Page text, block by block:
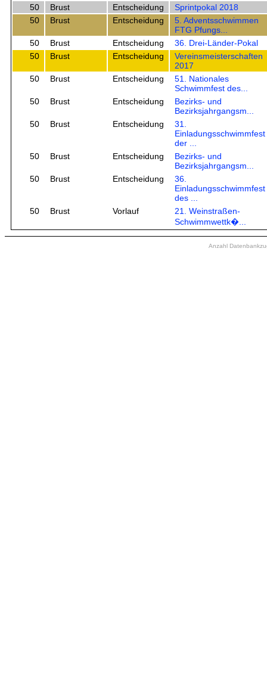
50
Brust Entscheidung
Sprintpokal 2018
50
Brust Entscheidung
5. Adventsschwimmen
FTG Pfungs...
50
Brust Entscheidung
36. Drei-Länder-Pokal
50
Brust Entscheidung
Vereinsmeisterschaften
2017
50
Brust Entscheidung
51. Nationales
Schwimmfest des...
50
Brust Entscheidung
Bezirks- und
Bezirksjahrgangsm...
50
Brust Entscheidung
31.
Einladungsschwimmfest
der ...
50
Brust Entscheidung
Bezirks- und
Bezirksjahrgangsm...
50
Brust Entscheidung
36.
Einladungsschwimmfest
des ...
50
Brust Vorlauf
21. Weinstraßen-
Schwimmwettk�...
Anzahl